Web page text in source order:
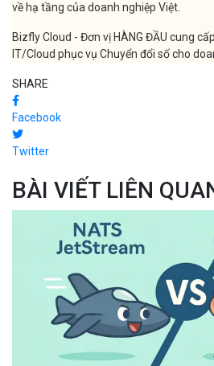
về hạ tầng của doanh nghiệp Việt.
Bizfly Cloud - Đơn vị HÀNG ĐẦU cung
IT/Cloud phục vụ Chuyển đổi số cho
SHARE
Facebook
Twitter
BÀI VIẾT LIÊN